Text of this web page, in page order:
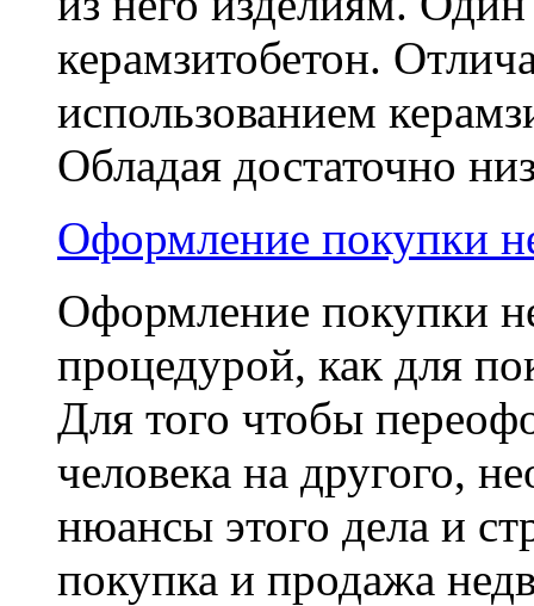
керамзитобетон.
использованием
Обладая достаточно
Оформление покупки
Оформление покупки
процедурой, как для
Для того чтобы
человека на другого,
нюансы этого дела и
покупка и продажа